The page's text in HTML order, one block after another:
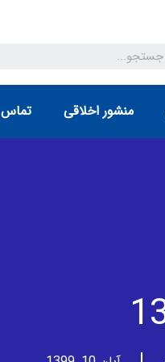
منشور اخلاقی تماس